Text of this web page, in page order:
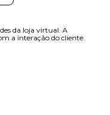
da loja virtual. A
a interação do cliente.